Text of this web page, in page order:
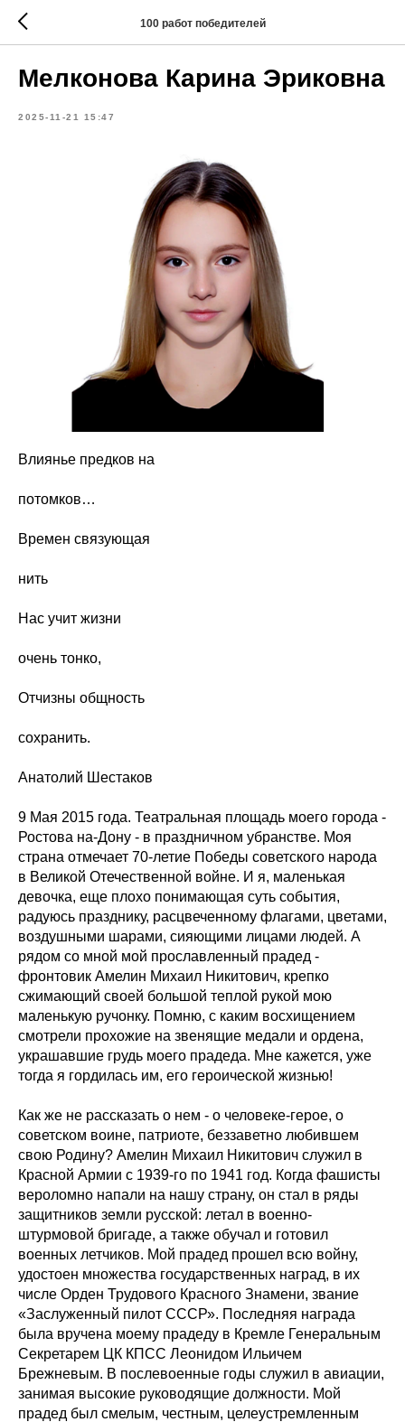
100 работ победителей
Мелконова Карина Эриковна
2025-11-21 15:47
Влиянье предков на
потомков…
Времен связующая
нить
Нас учит жизни
очень тонко,
Отчизны общность
сохранить.
Анатолий Шестаков
9 Мая 2015 года. Театральная площадь моего города -
Ростова на-Дону - в праздничном убранстве. Моя
страна отмечает 70-летие Победы советского народа
в Великой Отечественной войне. И я, маленькая
девочка, еще плохо понимающая суть события,
радуюсь празднику, расцвеченному флагами, цветами,
воздушными шарами, сияющими лицами людей. А
рядом со мной мой прославленный прадед -
фронтовик Амелин Михаил Никитович, крепко
сжимающий своей большой теплой рукой мою
маленькую ручонку. Помню, с каким восхищением
смотрели прохожие на звенящие медали и ордена,
украшавшие грудь моего прадеда. Мне кажется, уже
тогда я гордилась им, его героической жизнью!
Как же не рассказать о нем - о человеке-герое, о
советском воине, патриоте, беззаветно любившем
свою Родину? Амелин Михаил Никитович служил в
Красной Армии с 1939-го по 1941 год. Когда фашисты
вероломно напали на нашу страну, он стал в ряды
защитников земли русской: летал в военно-
штурмовой бригаде, а также обучал и готовил
военных летчиков. Мой прадед прошел всю войну,
удостоен множества государственных наград, в их
числе Орден Трудового Красного Знамени, звание
«Заслуженный пилот СССР». Последняя награда
была вручена моему прадеду в Кремле Генеральным
Секретарем ЦК КПСС Леонидом Ильичем
Брежневым. В послевоенные годы служил в авиации,
занимая высокие руководящие должности. Мой
прадед был смелым, честным, целеустремленным